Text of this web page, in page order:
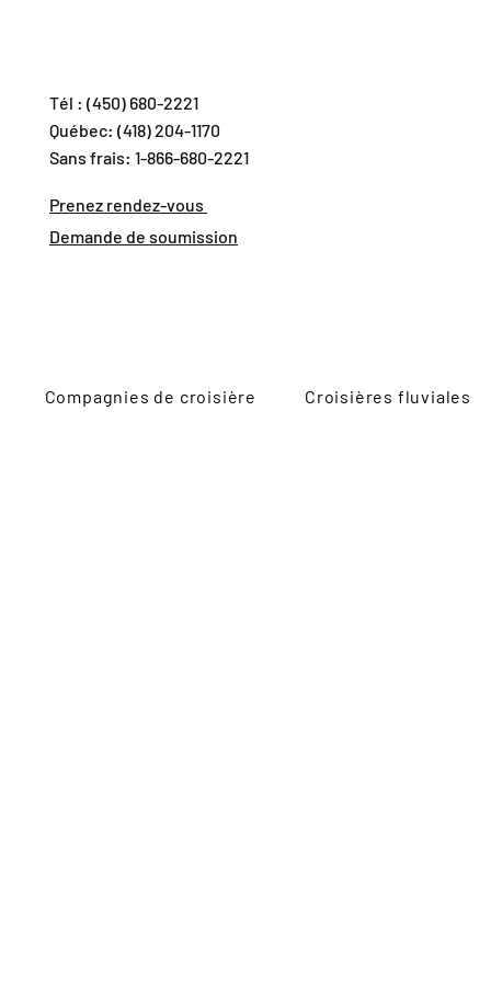
Tél : (450) 680-2221
Québec: (418) 204-1170
Sans frais: 1-866-680-2221
Prenez rendez-vous
Demande de soumission
Compagnies de croisière Croisières fluviales